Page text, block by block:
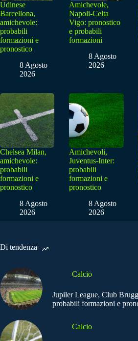
Udinese
Barcellona,
amichevole:
probabili
formazioni e
pronostico
8 Agosto
2026
Amichevole,
Napoli-Celta
Vigo: pronostico
e probabili
formazioni
8 Agosto
2026
Chelsea Milan,
amichevole:
probabili
formazioni e
pronostico
8 Agosto
2026
Amichevoli,
Juventus-Inter:
probabili
formazioni e
pronostico
8 Agosto
2026
Di tendenza
Calcio
Jupiler League, Club
probabili formazioni e
Calcio